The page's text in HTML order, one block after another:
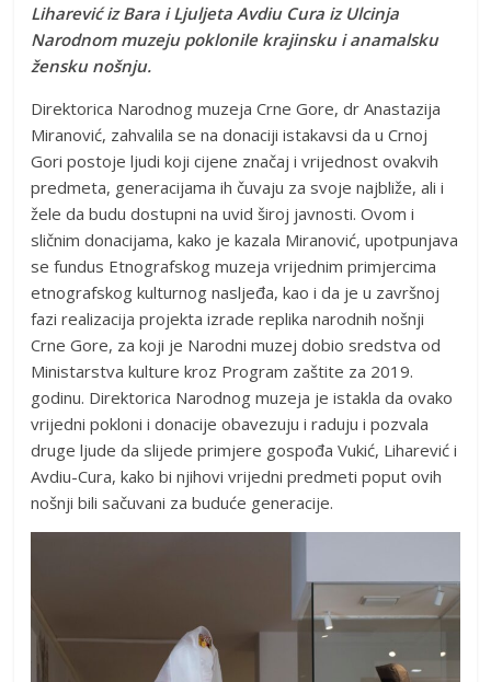
Liharević iz Bara i Ljuljeta Avdiu Cura iz Ulcinja
Narodnom muzeju poklonile krajinsku i anamalsku
žensku nošnju.
Direktorica Narodnog muzeja Crne Gore, dr Anastazija
Miranović, zahvalila se na donaciji istakavsi da u Crnoj
Gori postoje ljudi koji cijene značaj i vrijednost ovakvih
predmeta, generacijama ih čuvaju za svoje najbliže, ali i
žele da budu dostupni na uvid široj javnosti. Ovom i
sličnim donacijama, kako je kazala Miranović, upotpunjava
se fundus Etnografskog muzeja vrijednim primjercima
etnografskog kulturnog nasljeđa, kao i da je u završnoj
fazi realizacija projekta izrade replika narodnih nošnji
Crne Gore, za koji je Narodni muzej dobio sredstva od
Ministarstva kulture kroz Program zaštite za 2019.
godinu. Direktorica Narodnog muzeja je istakla da ovako
vrijedni pokloni i donacije obavezuju i raduju i pozvala
druge ljude da slijede primjere gospođa Vukić, Liharević i
Avdiu-Cura, kako bi njihovi vrijedni predmeti poput ovih
nošnji bili sačuvani za buduće generacije.